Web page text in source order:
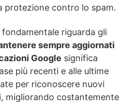
protezione contro lo spam.
riguarda gli
sempre aggiornati
Google significa
più recenti e alle ultime
per riconoscere nuovi
migliorando costantemente